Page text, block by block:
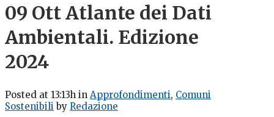
09 OttAtlante dei Dati
Ambientali. Edizione
2024
Posted at 13:13h in Approfondimenti, Comuni
Sostenibili by Redazione